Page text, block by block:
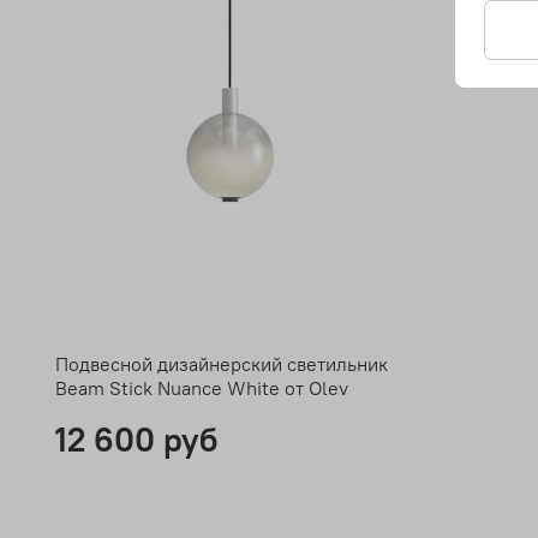
Подвесной дизайнерский светильник
Beam Stick Nuance White от Olev
12 600 руб